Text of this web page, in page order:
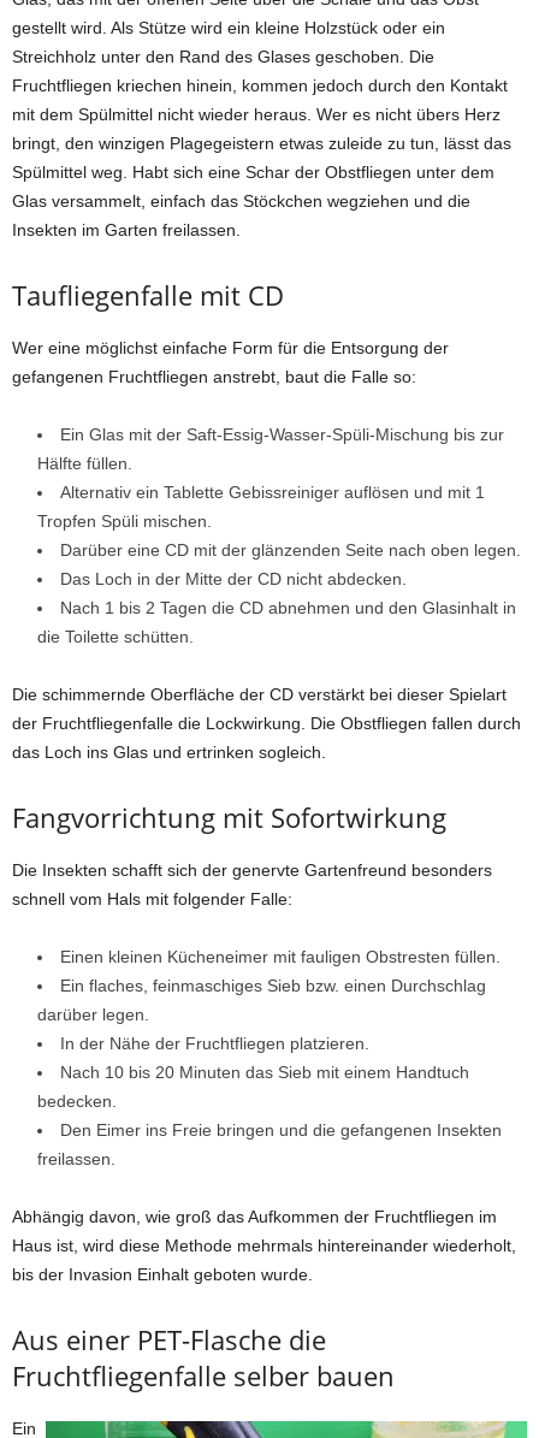
gestellt wird. Als Stütze wird ein kleine Holzstück oder ein
Streichholz unter den Rand des Glases geschoben. Die
Fruchtfliegen kriechen hinein, kommen jedoch durch den Kontakt
mit dem Spülmittel nicht wieder heraus. Wer es nicht übers Herz
bringt, den winzigen Plagegeistern etwas zuleide zu tun, lässt das
Spülmittel weg. Habt sich eine Schar der Obstfliegen unter dem
Glas versammelt, einfach das Stöckchen wegziehen und die
Insekten im Garten freilassen.
Taufliegenfalle mit CD
Wer eine möglichst einfache Form für die Entsorgung der
gefangenen Fruchtfliegen anstrebt, baut die Falle so:
Ein Glas mit der Saft-Essig-Wasser-Spüli-Mischung bis zur
Hälfte füllen.
Alternativ ein Tablette Gebissreiniger auflösen und mit 1
Tropfen Spüli mischen.
Darüber eine CD mit der glänzenden Seite nach oben legen.
Das Loch in der Mitte der CD nicht abdecken.
Nach 1 bis 2 Tagen die CD abnehmen und den Glasinhalt in
die Toilette schütten.
Die schimmernde Oberfläche der CD verstärkt bei dieser Spielart
der Fruchtfliegenfalle die Lockwirkung. Die Obstfliegen fallen durch
das Loch ins Glas und ertrinken sogleich.
Fangvorrichtung mit Sofortwirkung
Die Insekten schafft sich der genervte Gartenfreund besonders
schnell vom Hals mit folgender Falle:
Einen kleinen Kücheneimer mit fauligen Obstresten füllen.
Ein flaches, feinmaschiges Sieb bzw. einen Durchschlag
darüber legen.
In der Nähe der Fruchtfliegen platzieren.
Nach 10 bis 20 Minuten das Sieb mit einem Handtuch
bedecken.
Den Eimer ins Freie bringen und die gefangenen Insekten
freilassen.
Abhängig davon, wie groß das Aufkommen der Fruchtfliegen im
Haus ist, wird diese Methode mehrmals hintereinander wiederholt,
bis der Invasion Einhalt geboten wurde.
Aus einer PET-Flasche die
Fruchtfliegenfalle selber bauen
Ein